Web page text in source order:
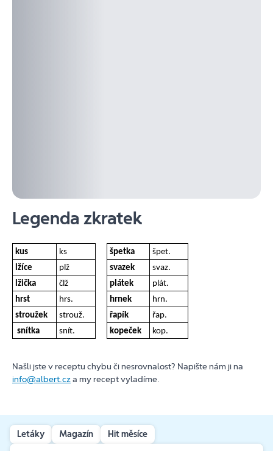
Legenda zkratek
kus ks špetka
špet.
lžíce
plž svazek
svaz.
lžička
člž plátek
plát.
hrst
hrs. hrnek
hrn.
stroužek
strouž. řapík
řap.
snítka
snít. kopeček kop.
Našli jste v receptu chybu či nesrovnalost? Napište nám ji na
info@albert.cza my recept vyladíme.
Letáky Magazín Hit měsíce